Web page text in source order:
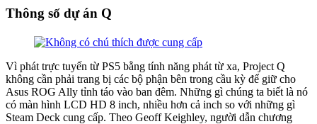
Thông số dự án Q
Vì phát trực tuyến từ PS5 bằng tính năng phát từ xa, Project Q
không cần phải trang bị các bộ phận bên trong cầu kỳ để giữ cho
Asus ROG Ally tỉnh táo vào ban đêm. Những gì chúng ta biết là nó
có màn hình LCD HD 8 inch, nhiều hơn cả inch so với những gì
Steam Deck cung cấp. Theo Geoff Keighley, người dẫn chương